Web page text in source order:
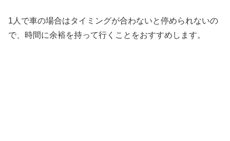
1人で車の場合はタイミングが合わないと停められないの
で、時間に余裕を持って行くことをおすすめします。